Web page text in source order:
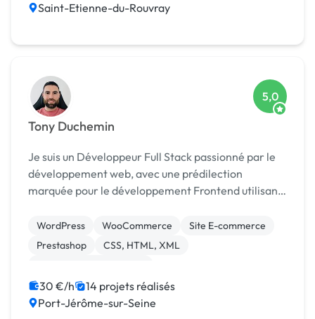
Saint-Etienne-du-Rouvray
Tony Duchemin
5,0
Je suis un Développeur Full Stack passionné par le
développement web, avec une prédilection
marquée pour le développement Frontend utilisant
avec PHP et le framework Laravel, complète mon
profil, me per...
WordPress WooCommerce
Site E-commerce
Prestashop
CSS, HTML, XML
Développement spécifique
SEO / GEO
Front-end
30 €/h
14 projets réalisés
Port-Jérôme-sur-Seine